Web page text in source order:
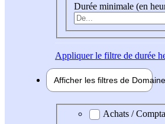
Durée minimale (en
Appliquerle filtre de durée
Afficher les filtres de
Domaine professionel
Achats /